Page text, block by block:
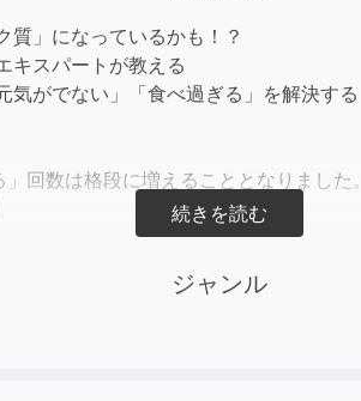
volume.
質」になっているかも！？
キスパートが教える
気がでない」「食べ過ぎる」を解決する
回数は格段に増えることとなりました。
増えるわけです。
ょう。
ジャンル